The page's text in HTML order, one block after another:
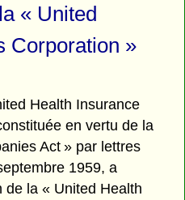
« United
Corporation »
Health Insurance
en vertu de la
Act » par lettres
1959, a
de la « United Health